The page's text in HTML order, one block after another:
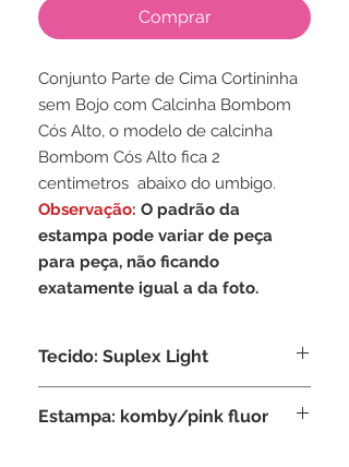
Comprar
Conjunto Parte de Cima Cortininha
sem Bojo com Calcinha Bombom
Cós Alto, o modelo de calcinha
Bombom Cós Alto fica 2
centimetros abaixo do umbigo.
Observação: O padrão da
estampa pode variar de peça
para peça, não ficando
exatamente igual a da foto.
Tecido: Suplex Light
Elastano
Estampa: komby/pink fluor